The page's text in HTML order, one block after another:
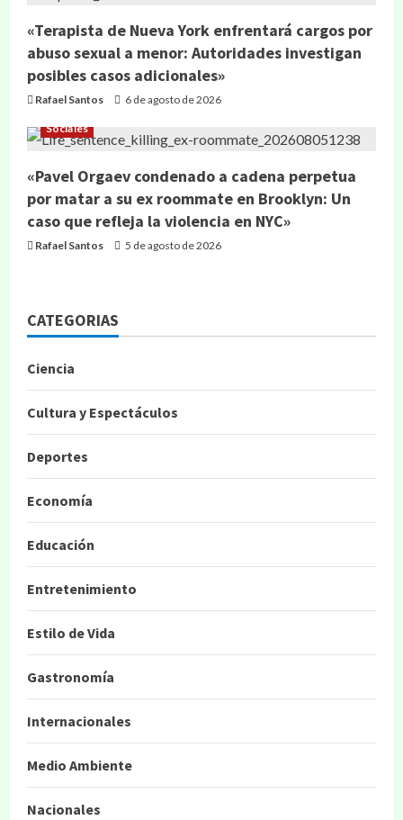
«Terapista de Nueva York enfrentará cargos por
abuso sexual a menor: Autoridades investigan
posibles casos adicionales»
Rafael Santos 6 de agosto de 2026
Sociales
«Pavel Orgaev condenado a cadena perpetua
por matar a su ex roommate en Brooklyn: Un
caso que refleja la violencia en NYC»
Rafael Santos 5 de agosto de 2026
CATEGORIAS
Ciencia
Cultura y Espectáculos
Deportes
Economía
Educación
Entretenimiento
Estilo de Vida
Gastronomía
Internacionales
Medio Ambiente
Nacionales